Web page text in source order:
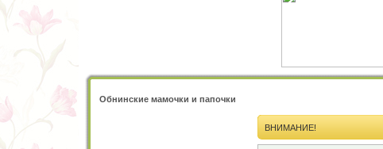
Обнинские мамочки и папочки
ВНИМАНИЕ!